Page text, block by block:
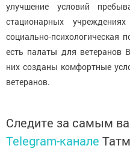
улучшение условий
стационарных
социально-
есть палаты для ветеранов
них созданы комфортные
ветеранов.
Следите за самым
Telegram-канале